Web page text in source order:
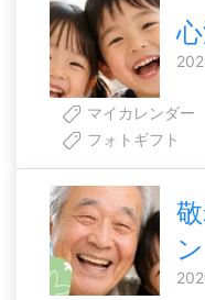
マイカレンダー
フォトギフト
ン